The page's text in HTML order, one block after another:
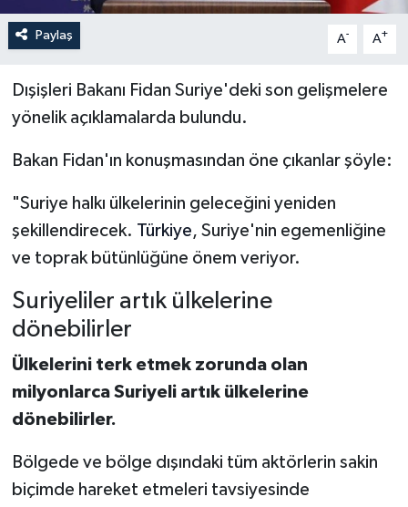
Paylaş A- A+
Dışişleri Bakanı Fidan Suriye'deki son gelişmelere
yönelik açıklamalarda bulundu.
Bakan Fidan'ın konuşmasından öne çıkanlar şöyle:
"Suriye halkı ülkelerinin geleceğini yeniden
şekillendirecek. Türkiye, Suriye'nin egemenliğine
ve toprak bütünlüğüne önem veriyor.
Suriyeliler artık ülkelerine
dönebilirler
Ülkelerini terk etmek zorunda olan
milyonlarca Suriyeli artık ülkelerine
dönebilirler.
Bölgede ve bölge dışındaki tüm aktörlerin sakin
biçimde hareket etmeleri tavsiyesinde